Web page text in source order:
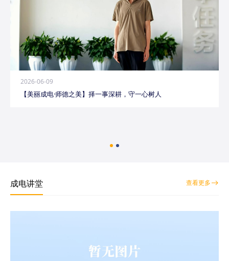
2026-06-09
【美丽成电·师德之美】择一事深耕，守一心树人
成电讲堂 查看更多